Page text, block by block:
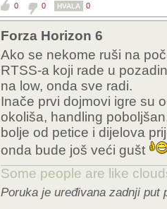
0 0 HVALA 0
Forza Horizon 6
Ako se nekome ruši na
RTSS-a koji rade u
na low, onda sve radi.
Inače prvi dojmovi igre su
okoliša, handling
bolje od petice i dijelova
onda bude još veći gušt
Some people are like
Poruka je uređivana zadnji put